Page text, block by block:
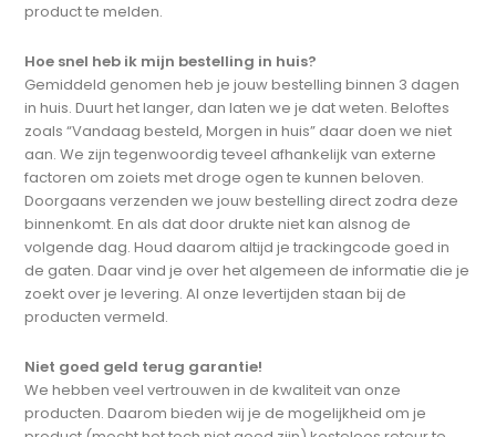
product te melden.
Hoe snel heb ik mijn bestelling in huis?
Gemiddeld genomen heb je jouw bestelling binnen 3 dagen
in huis. Duurt het langer, dan laten we je dat weten. Beloftes
zoals “Vandaag besteld, Morgen in huis” daar doen we niet
aan. We zijn tegenwoordig teveel afhankelijk van externe
factoren om zoiets met droge ogen te kunnen beloven.
Doorgaans verzenden we jouw bestelling direct zodra deze
binnenkomt. En als dat door drukte niet kan alsnog de
volgende dag. Houd daarom altijd je trackingcode goed in
de gaten. Daar vind je over het algemeen de informatie die je
zoekt over je levering. Al onze levertijden staan bij de
producten vermeld.
Niet goed geld terug garantie!
We hebben veel vertrouwen in de kwaliteit van onze
producten. Daarom bieden wij je de mogelijkheid om je